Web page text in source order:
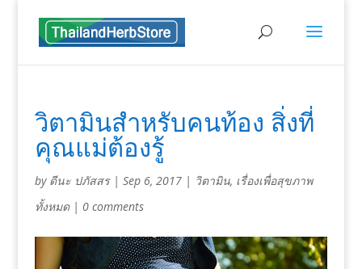
วิตามินสำหรับคนท้อง สิ่งที่
คุณแม่ต้องรู้
by ดีนะ ปภัสสร| Sep 6, 2017| วิตามิน, เรื่องเพื่อสุขภาพ
ทั้งหมด| 0 comments